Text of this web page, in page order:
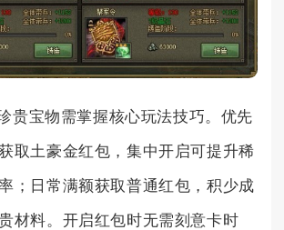
贵宝物需掌握核心玩法技巧。优先
取土豪金红包，集中开启可提升稀
；日常满额获取普通红包，积少成
材料。开启红包时无需刻意卡时